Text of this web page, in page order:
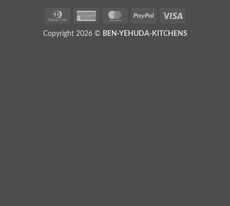
Copyright 2026 © BEN-YEHUDA-KITCHENS